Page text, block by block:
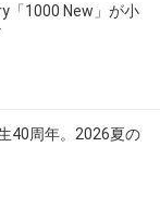
「1000 New」が小
40周年。2026夏の